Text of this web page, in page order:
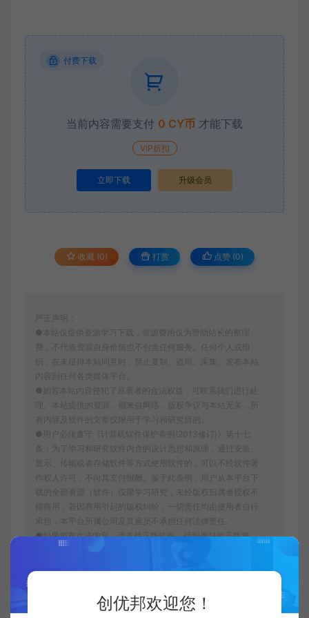
付费下载
当前内容需要支付 0 CY币 才能下载
VIP折扣
立即下载 升级会员
收藏 (0) 打赏 点赞 (0)
严正声明：
●本站仅提供资源学习下载，资源费用仅为赞助站长的整理
费，不代表资源自身价值也不包含任何服务。任何个人或组
织，在未征得本站同意时，禁止复制、盗用、采集、发布本站
内容到任何各类媒体平台。
●如若本站内容侵犯了原著者的合法权益，可联系我们进行处
理。本站提供的资源，都来自网络，版权争议与本站无关，所
有内容及软件的文章仅限用于学习和研究目的。
●用户必须遵守《计算机软件保护条例(2013修订)》第十七
条：为了学习和研究软件内含的设计思想和原理，通过安装、
显示、传输或者存储软件等方式使用软件的，可以不经软件著
作权人许可，不向其支付报酬。鉴于此条例，用户从本平台下
载的全部资源（软件）仅限学习研究，未经版权归属者授权不
得商用，若因商用引起的版权纠纷，一切责任均由使用者自行
承担，本平台所属公司及其雇员不承担任何法律责任。
●如果您喜欢该内容，请支持正版软件，得到更好的正版服
务。侵删请致信E-mail：cyb12340@163.com
https://cy.zhaishanghui.cn/74223.html
创优邦欢迎您！